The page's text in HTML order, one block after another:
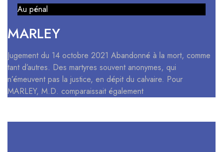
Au pénal
MARLEY
Jugement du 14 octobre 2021 Abandonné à la mort, comme
tant d’autres. Des martyres souvent anonymes, qui
n’émeuvent pas la justice, en dépit du calvaire. Pour
MARLEY, M.D. comparaissait également